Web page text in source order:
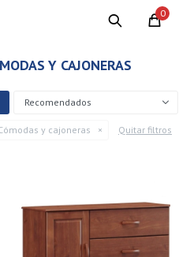
0
Y CAJONERAS
Recomendados
y cajoneras Quitar filtros